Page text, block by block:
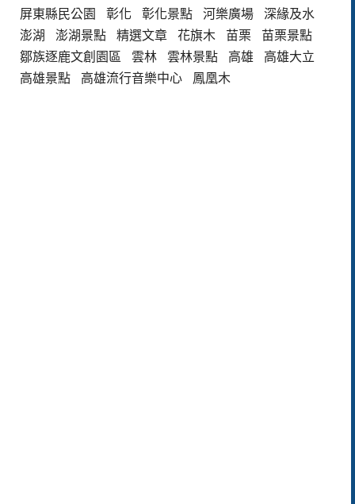
屏東縣民公園
彰化 彰化景點 河樂廣場
深緣及水
澎湖
澎湖景點 精選文章 花旗木 苗栗
苗栗景點
鄒族逐鹿文創園區
雲林 雲林景點 高雄
高雄大立
高雄景點
高雄流行音樂中心 鳳凰木